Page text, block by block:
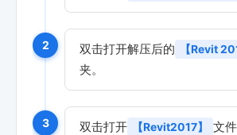
2 双击打开解压后的 【Revit
夹。
3 双击打开 【Revit2017】 文件